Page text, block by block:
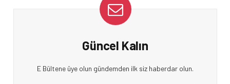
Güncel Kalın
E Bültene üye olun gündemden ilk siz haberdar olun.